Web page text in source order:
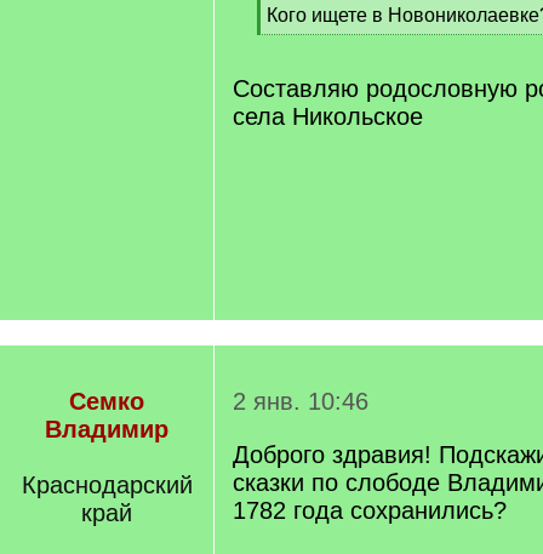
]
Кого ищете в
[
q
]
Составляю родословную
села Никольское
Семко
Владимир
Краснодарский
край
2 янв. 10:46
Доброго здравия!
сказки по слободе
1782 года сохранились?